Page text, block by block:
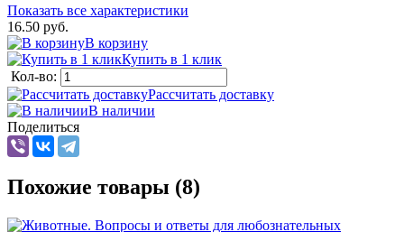
Показать все характеристики
16.50 руб.
В корзину
Купить в 1 клик
Кол-во:
Рассчитать доставку
В наличии
Поделиться
Похожие товары (8)